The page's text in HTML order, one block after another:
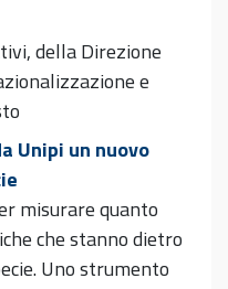
della Direzione
e
Unipi un nuovo
misurare quanto
che stanno dietro
Uno strumento